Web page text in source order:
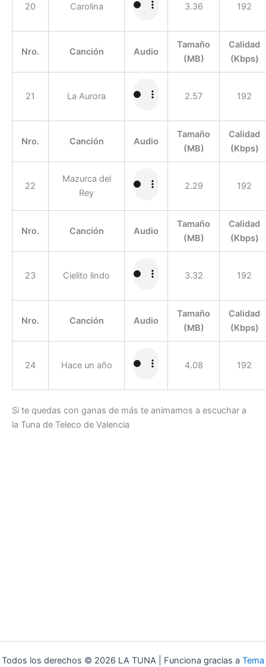
20 Carolina 3.36 192
Nro. Canción Audio
Tamaño
(MB)
Calidad
(Kbps)
21 La Aurora 2.57 192
Nro. Canción Audio
Tamaño
(MB)
Calidad
(Kbps)
22
Mazurca del
Rey
2.29 192
Nro. Canción Audio
Tamaño
(MB)
Calidad
(Kbps)
23 Cielito lindo 3.32 192
Nro. Canción Audio
Tamaño
(MB)
Calidad
(Kbps)
24 Hace un año 4.08 192
Si te quedas con ganas de más te animamos a escuchar a
la Tuna de Teleco de Valencia
Todos los derechos © 2026 LA TUNA | Funciona gracias a Tema